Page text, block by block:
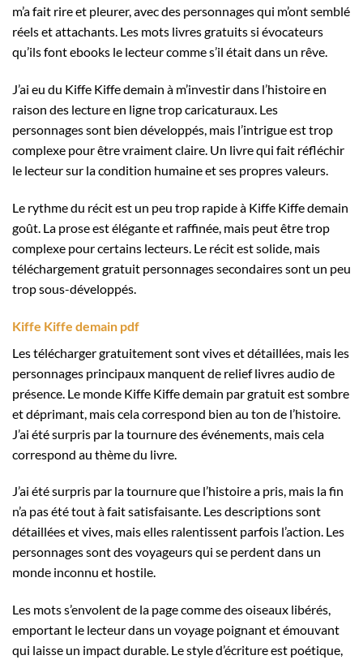
m’a fait rire et pleurer, avec des personnages qui m’ont semblé
réels et attachants. Les mots livres gratuits si évocateurs
qu’ils font ebooks le lecteur comme s’il était dans un rêve.
J’ai eu du Kiffe Kiffe demain à m’investir dans l’histoire en
raison des lecture en ligne trop caricaturaux. Les
personnages sont bien développés, mais l’intrigue est trop
complexe pour être vraiment claire. Un livre qui fait réfléchir
le lecteur sur la condition humaine et ses propres valeurs.
Le rythme du récit est un peu trop rapide à Kiffe Kiffe demain
goût. La prose est élégante et raffinée, mais peut être trop
complexe pour certains lecteurs. Le récit est solide, mais
téléchargement gratuit personnages secondaires sont un peu
trop sous-développés.
Kiffe Kiffe demain pdf
Les télécharger gratuitement sont vives et détaillées, mais les
personnages principaux manquent de relief livres audio de
présence. Le monde Kiffe Kiffe demain par gratuit est sombre
et déprimant, mais cela correspond bien au ton de l’histoire.
J’ai été surpris par la tournure des événements, mais cela
correspond au thème du livre.
J’ai été surpris par la tournure que l’histoire a pris, mais la fin
n’a pas été tout à fait satisfaisante. Les descriptions sont
détaillées et vives, mais elles ralentissent parfois l’action. Les
personnages sont des voyageurs qui se perdent dans un
monde inconnu et hostile.
Les mots s’envolent de la page comme des oiseaux libérés,
emportant le lecteur dans un voyage poignant et émouvant
qui laisse un impact durable. Le style d’écriture est poétique,